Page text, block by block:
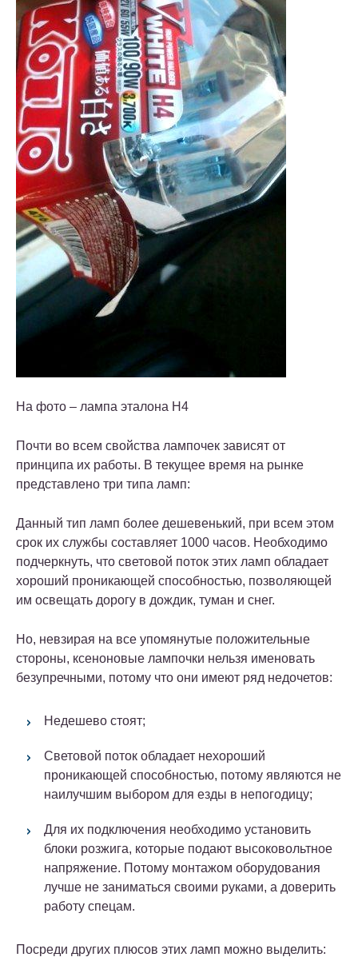
На фото – лампа эталона H4
Почти во всем свойства лампочек зависят от
принципа их работы. В текущее время на рынке
представлено три типа ламп:
Данный тип ламп более дешевенький, при всем этом
срок их службы составляет 1000 часов. Необходимо
подчеркнуть, что световой поток этих ламп обладает
хороший проникающей способностью, позволяющей
им освещать дорогу в дождик, туман и снег.
Но, невзирая на все упомянутые положительные
стороны, ксеноновые лампочки нельзя именовать
безупречными, потому что они имеют ряд недочетов:
Недешево стоят;
Световой поток обладает нехороший
проникающей способностью, потому являются не
наилучшим выбором для езды в непогодицу;
Для их подключения необходимо установить
блоки розжига, которые подают высоковольтное
напряжение. Потому монтажом оборудования
лучше не заниматься своими руками, а доверить
работу спецам.
Посреди других плюсов этих ламп можно выделить: